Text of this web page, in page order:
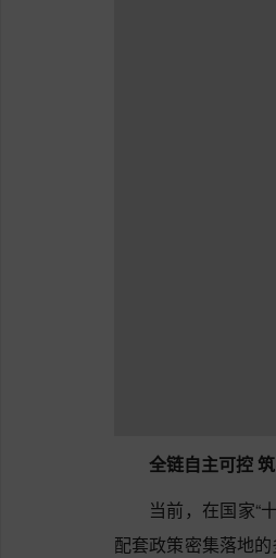
全链自主可控
当前，在国家“
配套政策密集落地